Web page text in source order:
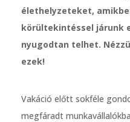
élethelyzeteket,
körültekintéssel járunk
nyugodtan telhet.
ezek!
Vakáció előtt sokféle
megfáradt